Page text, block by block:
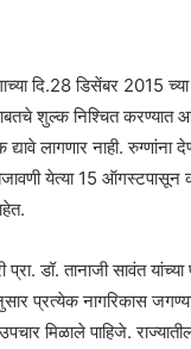
दि.28 डिसेंबर 2015
शुल्क निश्चित करण्यात
द्यावे लागणार नाही.
येत्या 15
डॉ. तानाजी सावंत
प्रत्येक नागरिकास
मिळाले पाहिजे.